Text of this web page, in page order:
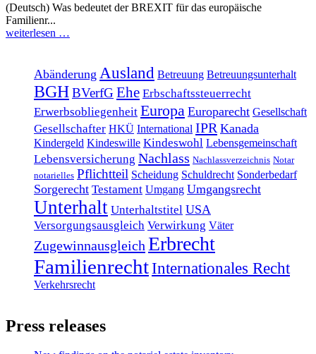
(Deutsch) Was bedeutet der BREXIT für das europäische
Familienr...
weiterlesen …
Abänderung Ausland Betreuung Betreuungsunterhalt
BGHBVerfG Ehe Erbschaftssteuerrecht
Erwerbsobliegenheit Europa Europarecht Gesellschaft
Gesellschafter HKÜ International IPR Kanada
Kindergeld Kindeswille Kindeswohl Lebensgemeinschaft
Lebensversicherung Nachlass Nachlassverzeichnis Notar
notarielles Pflichtteil Scheidung Schuldrecht Sonderbedarf
Sorgerecht Testament Umgang Umgangsrecht
Unterhalt Unterhaltstitel USA
Versorgungsausgleich Verwirkung Väter
Zugewinnausgleich Erbrecht
FamilienrechtInternationales Recht
Verkehrsrecht
Press releases